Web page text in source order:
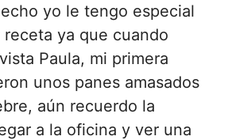
yo le tengo especial
receta ya que cuando
Paula, mi primera
unos panes amasados
aún recuerdo la
a la oficina y ver una